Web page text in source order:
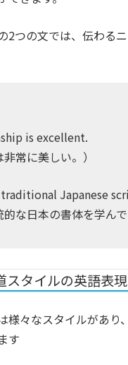
2つの文では、伝わる
is excellent.
非常に美しい。）
Japanese
的な日本の書体を学んで
スタイルの英語表現
様々なスタイルがあり
す